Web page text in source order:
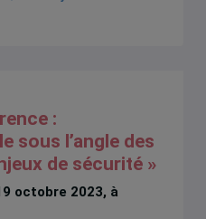
:
sous l’angle des
de sécurité »
octobre 2023, à